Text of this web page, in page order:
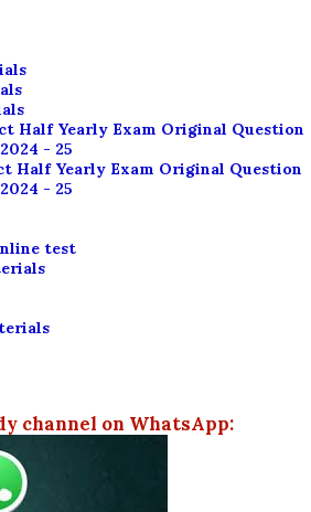
Half Yearly Exam Original Question
- 25
Half Yearly Exam Original Question
- 25
test
channel on WhatsApp: